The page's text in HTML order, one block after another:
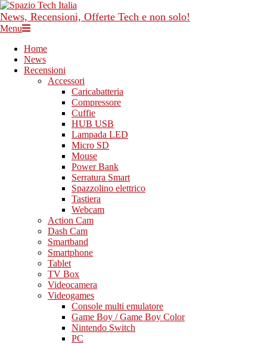
Skip
to
content
News, Recensioni, Offerte Tech e non solo!
Primary
Menu
Menu
Home
News
Recensioni
Accessori
Caricabatteria
Compressore
Cuffie
HUB USB
Lampada LED
Micro SD
Mouse
Power Bank
Serratura Smart
Spazzolino elettrico
Tastiera
Webcam
Action Cam
Dash Cam
Smartband
Smartphone
Tablet
TV Box
Videocamera
Videogames
Console multi emulatore
Game Boy / Game Boy Color
Nintendo Switch
PC